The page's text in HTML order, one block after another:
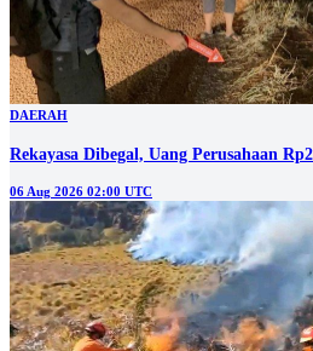
DAERAH
Rekayasa Dibegal, Uang Perusahaan
06 Aug 2026 02:00 UTC